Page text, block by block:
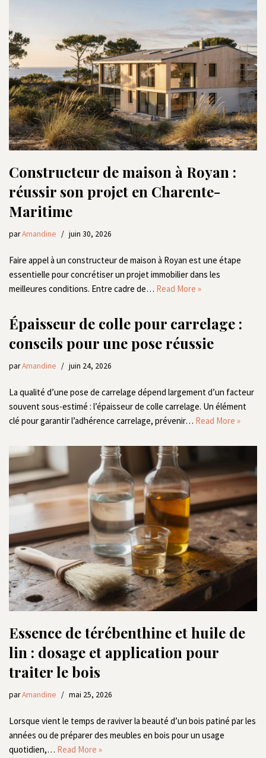
Constructeur de maison à Royan :
réussir son projet en Charente-
Maritime
parAmandine juin 30, 2026
Faire appel à un constructeur de maison à Royan est une étape
essentielle pour concrétiser un projet immobilier dans les
meilleures conditions. Entre cadre de… Read More »
Épaisseur de colle pour carrelage :
conseils pour une pose réussie
parAmandine juin 24, 2026
La qualité d’une pose de carrelage dépend largement d’un facteur
souvent sous-estimé : l’épaisseur de colle carrelage. Un élément
clé pour garantir l’adhérence carrelage, prévenir… Read More »
Essence de térébenthine et huile de
lin : dosage et application pour
traiter le bois
parAmandine mai 25, 2026
Lorsque vient le temps de raviver la beauté d’un bois patiné par les
années ou de préparer des meubles en bois pour un usage
quotidien,… Read More »